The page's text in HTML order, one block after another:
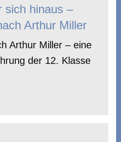
sich hinaus –
Arthur Miller
Arthur Miller – eine
der 12. Klasse